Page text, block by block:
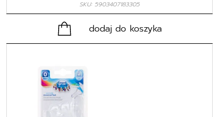
SKU: 5903407183305
dodaj do koszyka